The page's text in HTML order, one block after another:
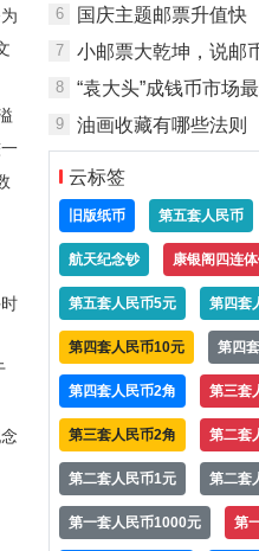
6 国庆主题邮票升值快
7 小邮票大乾坤，说邮
8 “袁大头”成钱币市场
9 油画收藏有哪些法则
云标签
旧版纸币 第五套人民币
航天纪念钞 康银阁四连
第五套人民币5元 第四套
第四套人民币10元 第四
第四套人民币2角 第三套
第三套人民币2角 第二套
第二套人民币1元 第二套
第一套人民币1000元 第